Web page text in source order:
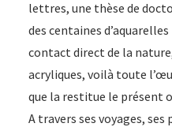
lettres, une thèse de
des centaines
contact direct de la
acryliques, voilà toute
que la restitue le présent
A travers ses voyages, ses